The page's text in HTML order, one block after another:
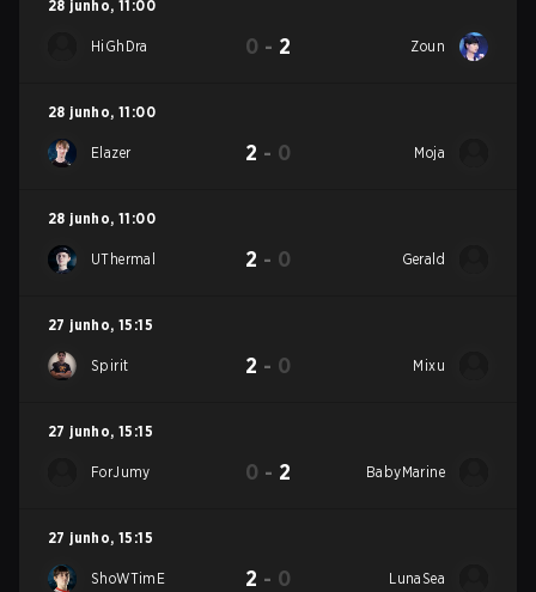
28 junho, 11:00
HiGhDra 0 - 2 Zoun
28 junho, 11:00
Elazer 2 - 0 Moja
28 junho, 11:00
UThermal 2 - 0 Gerald
27 junho, 15:15
Spirit 2 - 0 Mixu
27 junho, 15:15
ForJumy 0 - 2 BabyMarine
27 junho, 15:15
ShoWTimE 2 - 0 LunaSea